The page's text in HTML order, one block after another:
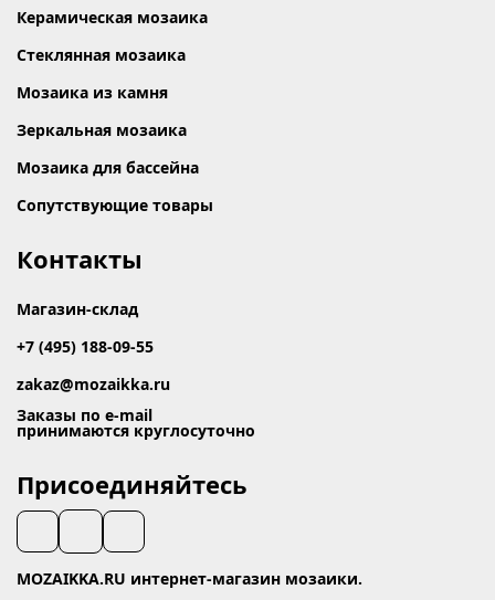
Керамическая мозаика
Стеклянная мозаика
Мозаика из камня
Зеркальная мозаика
Мозаика для бассейна
Сопутствующие товары
Контакты
Магазин-склад
+7 (495) 188-09-55
zakaz@mozaikka.ru
Заказы по e-mail
принимаются круглосуточно
Присоединяйтесь
MOZAIKKA.RU интернет-магазин мозаики.